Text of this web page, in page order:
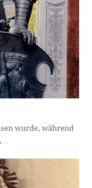
wurde, während